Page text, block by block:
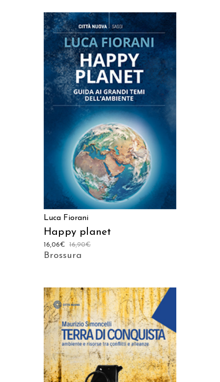
AGGIUNGI AL CARRELLO
Luca Fiorani
Happy planet
16,90€
16,06€
Brossura